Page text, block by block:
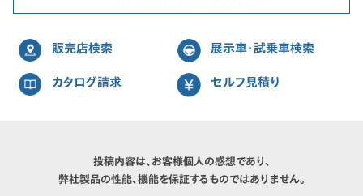
販売店検索 展示車・試乗車検索
カタログ請求 セルフ見積り
投稿内容は、お客様個人の感想であり、
弊社製品の性能、機能を保証するものではありません。